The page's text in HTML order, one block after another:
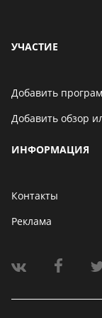
УЧАСТИЕ
Добавить
Добавить обзор
ИНФОРМАЦИЯ
Контакты
Реклама